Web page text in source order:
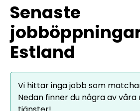
Senaste
Estland
Vi hittar inga jobb som
Nedan finner du några av